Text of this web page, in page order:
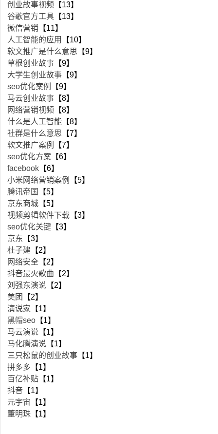
创业故事视频 【13】
谷歌官方工具 【13】
微信营销 【11】
人工智能的应用
【10】
软文推广是什么意思 【9】
草根创业故事 【9】
大学生创业故事 【9】
seo优化案例
【9】
马云创业故事 【8】
网络营销视频 【8】
什么是人工智能 【8】
社群是什么意思 【7】
软文推广案例
【7】
seo优化方案 【6】
facebook 【6】
小米网络营销案例
【5】
腾讯帝国
【5】
京东商城 【5】
视频剪辑软件下载 【3】
seo优化关键 【3】
京东 【3】
杜子建 【2】
网络安全 【2】
抖音最火歌曲 【2】
刘强东演说 【2】
美团
【2】
演说家 【1】
黑帽seo 【1】
马云演说 【1】
马化腾演说 【1】
三只松鼠的创业故事 【1】
拼多多 【1】
百亿补贴 【1】
抖音 【1】
元宇宙 【1】
董明珠 【1】